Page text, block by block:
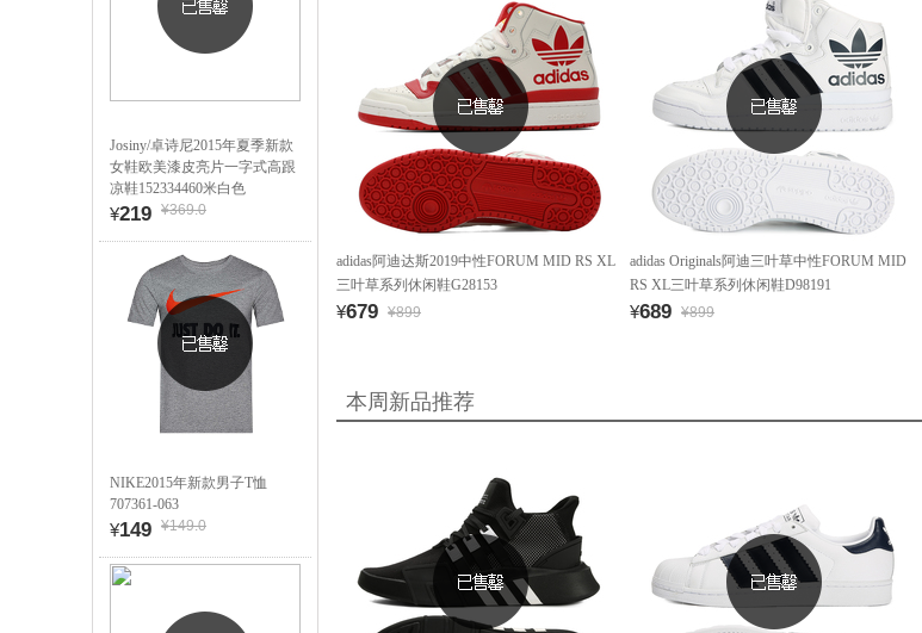
Josiny/卓诗尼2015年夏季新款
女鞋欧美漆皮亮片一字式高跟
凉鞋152334460米白色
¥219 ¥369.0
NIKE2015年新款男子T恤
707361-063
¥149 ¥149.0
adidas阿迪达斯2019中性FORUM MID RS XL
三叶草系列休闲鞋G28153
¥679 ¥899
adidas Originals阿迪三叶草中性FORUM MID
RS XL三叶草系列休闲鞋D98191
¥689 ¥899
本周新品推荐